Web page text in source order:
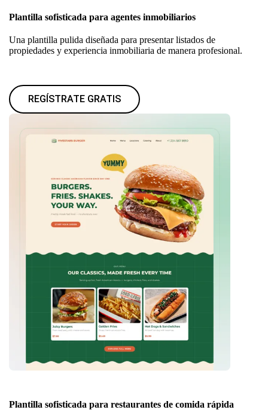
Plantilla sofisticada para agentes inmobiliarios
Una plantilla pulida diseñada para presentar listados de
propiedades y experiencia inmobiliaria de manera profesional.
REGÍSTRATE GRATIS
Plantilla sofisticada para restaurantes de comida rápida